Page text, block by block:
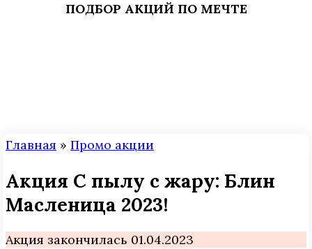
ПОДБОР АКЦИЙ ПО МЕЧТЕ
Главная » Промо акции
Акция С пылу с жару: Блин
Масленица 2023!
Акция закончилась 01.04.2023